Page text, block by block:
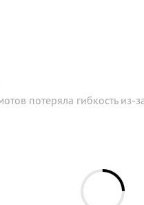
потеряла гибкость из-